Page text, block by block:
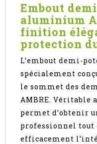
Embout
aluminium
finition
protection
L’embout demi-
spécialement
le sommet des
AMBRE.
permet d’obtenir
professionnel tout
efficacement